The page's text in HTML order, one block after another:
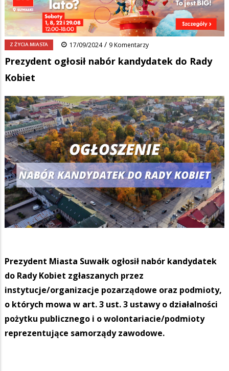
nawigacyjnaFacebookPinterestTumblr
0 Reddit Share
Z ŻYCIA MIASTA 17/09/2024/ 9 Komentarzy
Prezydent ogłosił nabór kandydatek do Rady
Kobiet
Prezydent Miasta Suwałk ogłosił nabór kandydatek
do Rady Kobiet zgłaszanych przez
instytucje/organizacje pozarządowe oraz podmioty,
o których mowa w art. 3 ust. 3 ustawy o działalności
pożytku publicznego i o wolontariacie/podmioty
reprezentujące samorządy zawodowe.